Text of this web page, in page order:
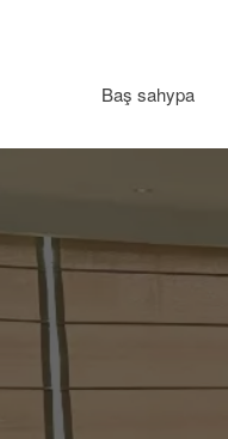
Baş sahypa